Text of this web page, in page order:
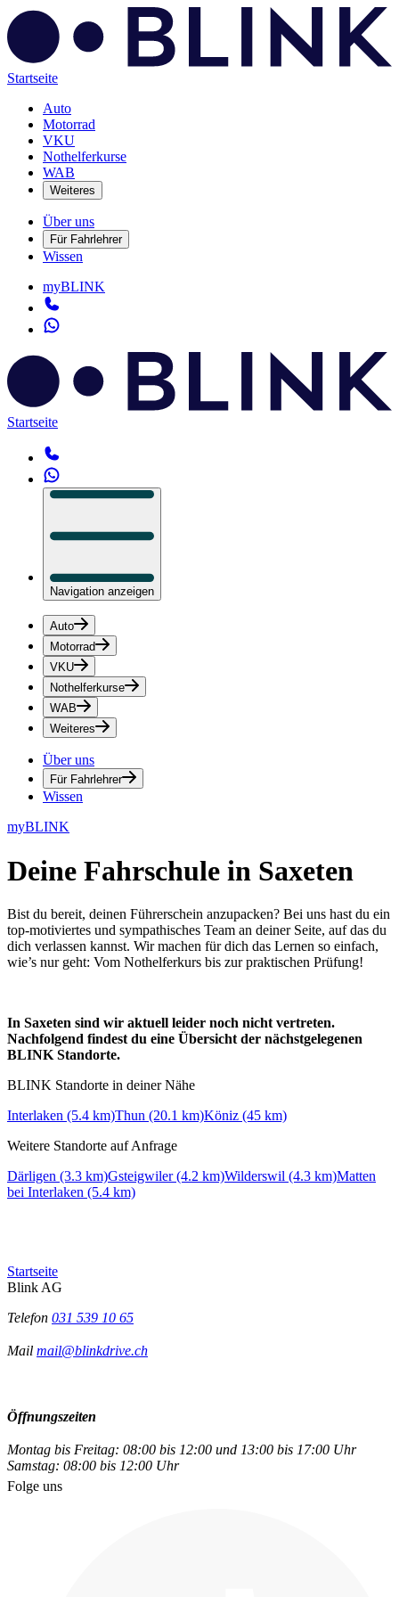
Startseite
Auto
Motorrad
VKU
Nothelferkurse
WAB
Weiteres
Über uns
Für Fahrlehrer
Wissen
myBLINK
Startseite
Navigation anzeigen
Auto
Motorrad
VKU
Nothelferkurse
WAB
Weiteres
Über uns
Für Fahrlehrer
Wissen
myBLINK
Deine Fahrschule in Saxeten
Bist du bereit, deinen Führerschein anzupacken? Bei uns hast du ein
top-motiviertes und sympathisches Team an deiner Seite, auf das du
dich verlassen kannst. Wir machen für dich das Lernen so einfach,
wie’s nur geht: Vom Nothelferkurs bis zur praktischen Prüfung!
In Saxeten sind wir aktuell leider noch nicht vertreten.
Nachfolgend findest du eine Übersicht der nächstgelegenen
BLINK Standorte.
BLINK Standorte in deiner Nähe
Interlaken (5.4 km)Thun (20.1 km)Köniz (45 km)
Weitere Standorte auf Anfrage
Därligen (3.3 km)Gsteigwiler (4.2 km)Wilderswil (4.3 km)Matten
bei Interlaken (5.4 km)
Startseite
Blink AG
Telefon 031 539 10 65
Mail mail@blinkdrive.ch
Öffnungszeiten
Montag bis Freitag: 08:00 bis 12:00 und 13:00 bis 17:00 Uhr
Samstag: 08:00 bis 12:00 Uhr
Folge uns